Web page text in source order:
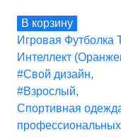
В корзину
Игровая Футболка
Интеллект
#Свой дизайн,
#Взрослый,
Спортивная